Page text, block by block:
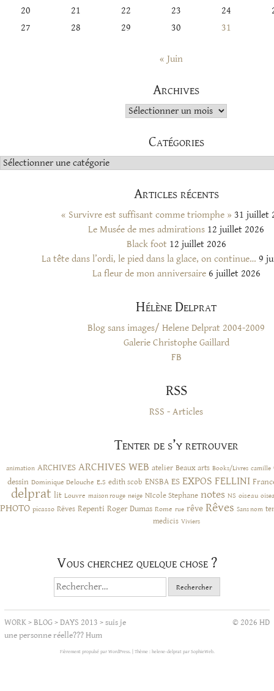
20 21 22 23 24
27
28 29 30 31
« Juin
Archives
Archives
Catégories
Catégories
Articles récents
« Survivre est suffisant comme triomphe » 31 juillet
Le Musée de mes admirations 12 juillet 2026
Black foot 12 juillet 2026
La tête dans l’ordi, le pied dans la glace, on continue… 9
La fleur de mon anniversaire 6 juillet 2026
Hélène Delprat
Blog sans images/ Helene Delprat 2004-2009
Galerie Christophe Gaillard
FB
RSS
RSS - Articles
Tenter de s’y retrouver
animation ARCHIVES ARCHIVES WEB atelier Beaux arts Books/Livres camille
dessin Dominique Delouche E.S edith scob ENSBA ES EXPOS FELLINI
delprat lit Louvre maison rouge neige NIcole Stephane notes NS oiseau
PHOTO picasso Rêves Repenti Roger Dumas Rome rue rêve Rêves Sans nom
medicis Viviers
Vous cherchez quelque chose ?
Rechercher :
WORK>BLOG>DAYS 2013 >suis je
une personne réelle??? Hum
© 2026 HD
Fièrement propulsé par WordPress. Thème : helene-delprat par SophieWeb.